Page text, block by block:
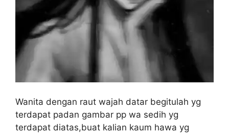
Wanita dengan raut wajah datar begitulah yg
terdapat padan gambar pp wa sedih yg
terdapat diatas,buat kalian kaum hawa yg